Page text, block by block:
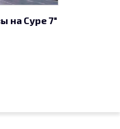
на Суре 7"